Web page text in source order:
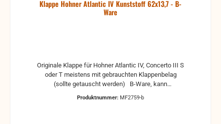
Klappe Hohner Atlantic IV Kunststoff 62x13,7 - B-
Ware
Originale Klappe für Hohner Atlantic IV, Concerto III S
oder T meistens mit gebrauchten Klappenbelag
(sollte getauscht werden) B-Ware, kann
Produktnummer: MF2759-b